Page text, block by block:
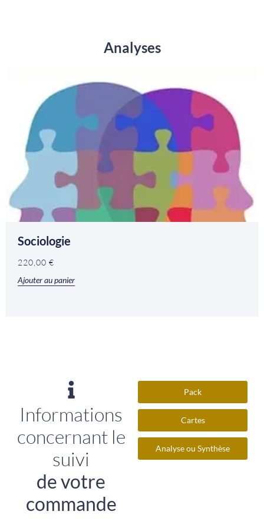
Analyses
Sociologie
220,00 €
Ajouter au panier
Informations
concernant le
suivi
de votre
commande
Pack
Cartes
Analyse ou Synthèse